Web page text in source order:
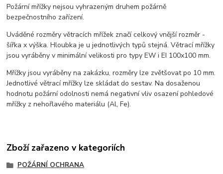
Požární mřížky nejsou vyhrazeným druhem požárně
bezpečnostního zařízení.
Uváděné rozměry větracích mřížek značí celkový vnější rozměr -
šířka x výška. Hloubka je u jednotlivých typů stejná. Větrací mřížky
jsou vyráběny v minimální velikosti pro typy EW i EI 100x100 mm.
Mřížky jsou vyráběny na zakázku, rozměry lze zvětšovat po 10 mm.
Jednotlivé větrací mřížky lze skládat do sestav. Na dosaženou
hodnotu požární odolnosti nemá negativní vliv osazení pohledové
mřížky z nehořlavého materiálu (Al, Fe).
Zboží zařazeno v kategoriích
POŽÁRNÍ OCHRANA